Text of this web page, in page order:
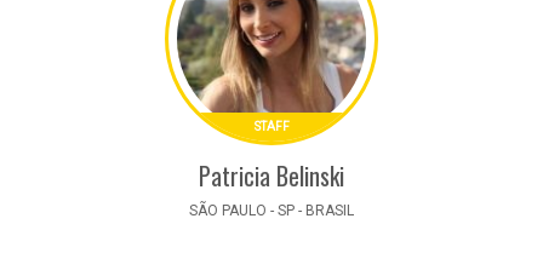
Patricia Belinski
SÃO PAULO - SP - BRASIL